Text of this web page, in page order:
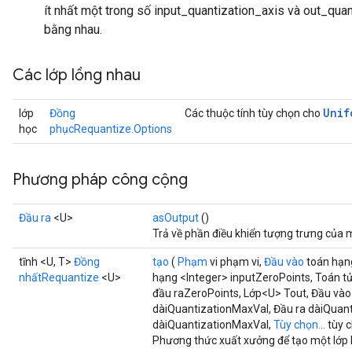
ít nhất một trong số input_quantization_axis và
bằng nhau.
Các lớp lồng nhau
lớp
học
Đồng
phụcRequantize.Options
Các thuộc tính tùy chọn cho
Phương pháp công cộng
Đầu ra <U> asOutput()
Trả về phần điều khiển tượng trưng của
tĩnh <U, T> Đồng
nhấtRequantize <U>
tạo ( Phạm vi phạm vi, Đầu vào toán
hạng <Integer> inputZeroPoints, Toán
đầu raZeroPoints, Lớp<U> Tout, Đầu
dàiQuantizationMaxVal, Đầu ra
dàiQuantizationMaxVal, Tùy chọn...
tùy
Phương thức xuất xưởng để tạo một